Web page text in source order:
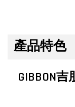
產品特色
GIBBON